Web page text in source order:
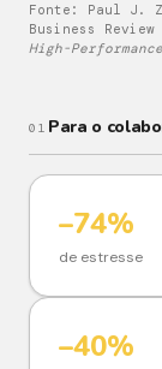
Fonte: Paul J.
Business
High-
01 Para o
–74%
de estresse
–40%